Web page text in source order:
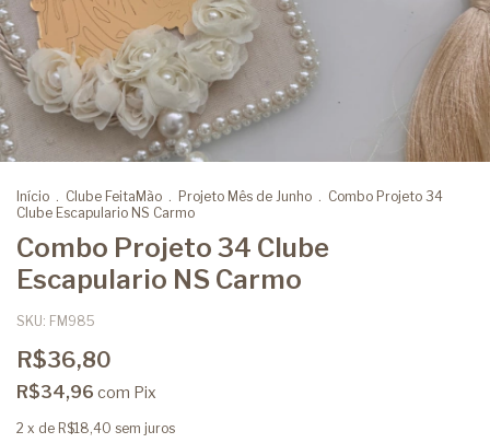
Início . Clube FeitaMão . Projeto Mês de Junho . Combo Projeto 34
Clube Escapulario NS Carmo
Combo Projeto 34 Clube
Escapulario NS Carmo
SKU: FM985
R$36,80
R$34,96 com Pix
2 x de R$18,40 sem juros